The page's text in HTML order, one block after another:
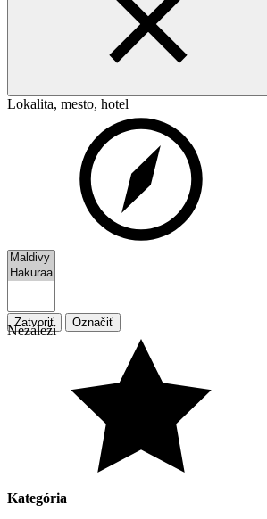
Lokalita, mesto, hotel
Zatvoriť Označiť
Nezáleží
Kategória